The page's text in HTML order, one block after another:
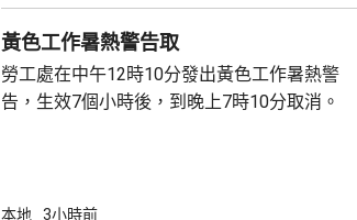
黃色工作暑熱警告取
勞工處在中午12時10分發出黃色工作暑熱警
告，生效7個小時後，到晚上7時10分取消。
本地 3小時前